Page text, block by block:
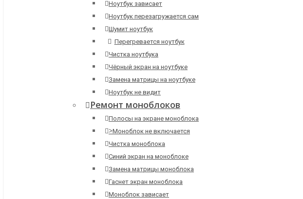
Ноутбук зависает
Ноутбук перезагружается сам
Шумит ноутбук
Перегревается ноутбук
Чистка ноутбука
Чёрный экран на ноутбуке
Замена матрицы на ноутбуке
Ноутбук не видит
Ремонт моноблоков
Полосы на экране моноблока
>Моноблок не включается
Чистка моноблока
Синий экран на моноблоке
Замена матрицы моноблока
Гаснет экран моноблока
Моноблок зависает